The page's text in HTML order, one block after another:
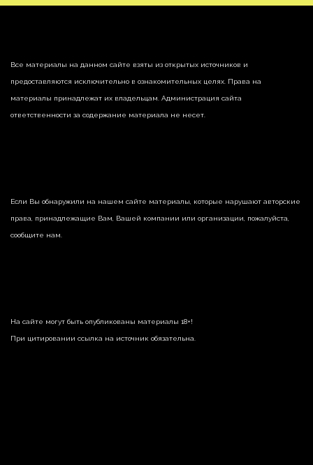
Все материалы на данном сайте взяты из открытых источников и
предоставляются исключительно в ознакомительных целях. Права на
материалы принадлежат их владельцам. Администрация сайта
ответственности за содержание материала не несет.
Если Вы обнаружили на нашем сайте материалы, которые нарушают авторские
права, принадлежащие Вам, Вашей компании или организации, пожалуйста,
сообщите нам.
На сайте могут быть опубликованы материалы 18+!
При цитировании ссылка на источник обязательна.